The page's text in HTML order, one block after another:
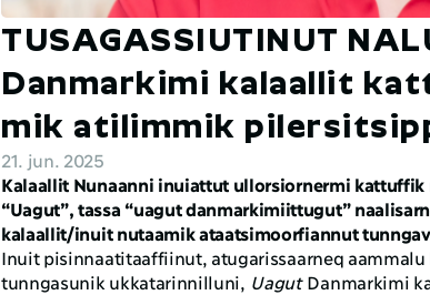
TUSAGASSIUTINUT
Danmarkimi kalaallit
mik atilimmik
21. jun. 2025
Kalaallit Nunaanni inuiattut ullorsiornermi kattuffik
“Uagut”, tassa “uagut danmarkimiittugut”
kalaallit/inuit nutaamik ataatsimoorfiannut
Inuit pisinnaatitaaffiinut, atugarissaarneq
tunngasunik ukkatarinnilluni, Uagut Danmarkimi